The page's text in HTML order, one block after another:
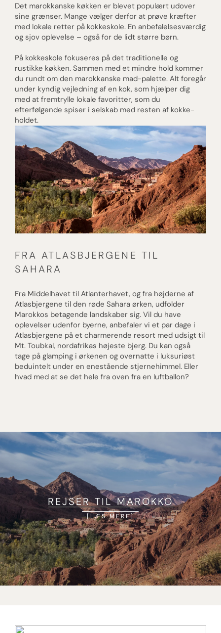
Det marokkanske køkken er blevet populært udover
sine grænser. Mange vælger derfor at prøve kræfter
med lokale retter på kokkeskole. En anbefalelsesværdig
og sjov oplevelse – også for de lidt større børn.
På kokkeskole fokuseres på det traditionelle og
rustikke køkken. Sammen med et mindre hold kommer
du rundt om den marokkanske mad-palette. Alt foregår
under kyndig vejledning af en kok, som hjælper dig
med at fremtrylle lokale favoritter, som du
efterfølgende spiser i selskab med resten af kokke-
holdet.
FRA ATLASBJERGENE TIL
SAHARA
Fra Middelhavet til Atlanterhavet, og fra højderne af
Atlasbjergene til den røde Sahara ørken, udfolder
Marokkos betagende landskaber sig. Vil du have
oplevelser udenfor byerne, anbefaler vi et par dage i
Atlasbjergene på et charmerende resort med udsigt til
Mt. Toubkal, nordafrikas højeste bjerg. Du kan også
tage på glamping i ørkenen og overnatte i luksuriøst
beduintelt under en enestående stjernehimmel. Eller
hvad med at se det hele fra oven fra en luftballon?
REJSER TIL MAROKKO
LÆS MERE